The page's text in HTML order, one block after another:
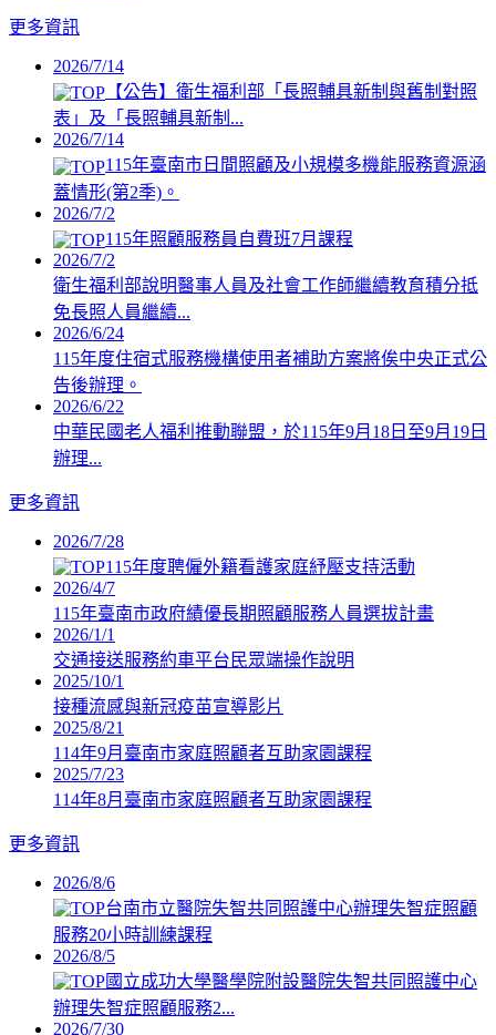
更多資訊
2026/7/14
【公告】衛生福利部「長照輔具新制與舊制對照
表」及「長照輔具新制...
2026/7/14
115年臺南市日間照顧及小規模多機能服務資源涵
蓋情形(第2季)。
2026/7/2
115年照顧服務員自費班7月課程
2026/7/2
衛生福利部說明醫事人員及社會工作師繼續教育積分抵
免長照人員繼續...
2026/6/24
115年度住宿式服務機構使用者補助方案將俟中央正式公
告後辦理。
2026/6/22
中華民國老人福利推動聯盟，於115年9月18日至9月19日
辦理...
更多資訊
2026/7/28
115年度聘僱外籍看護家庭紓壓支持活動
2026/4/7
115年臺南市政府績優長期照顧服務人員選拔計畫
2026/1/1
交通接送服務約車平台民眾端操作說明
2025/10/1
接種流感與新冠疫苗宣導影片
2025/8/21
114年9月臺南市家庭照顧者互助家園課程
2025/7/23
114年8月臺南市家庭照顧者互助家園課程
更多資訊
2026/8/6
台南市立醫院失智共同照護中心辦理失智症照顧
服務20小時訓練課程
2026/8/5
國立成功大學醫學院附設醫院失智共同照護中心
辦理失智症照顧服務2...
2026/7/30